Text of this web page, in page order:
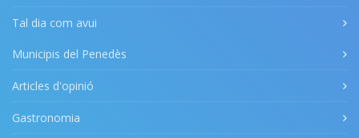
Tal dia com avui
Municipis del Penedès
Articles d'opinió
Gastronomia